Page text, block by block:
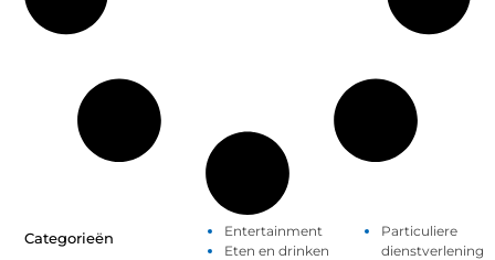
Categorieën
Entertainment
Eten en drinken
Particuliere
dienstverlening